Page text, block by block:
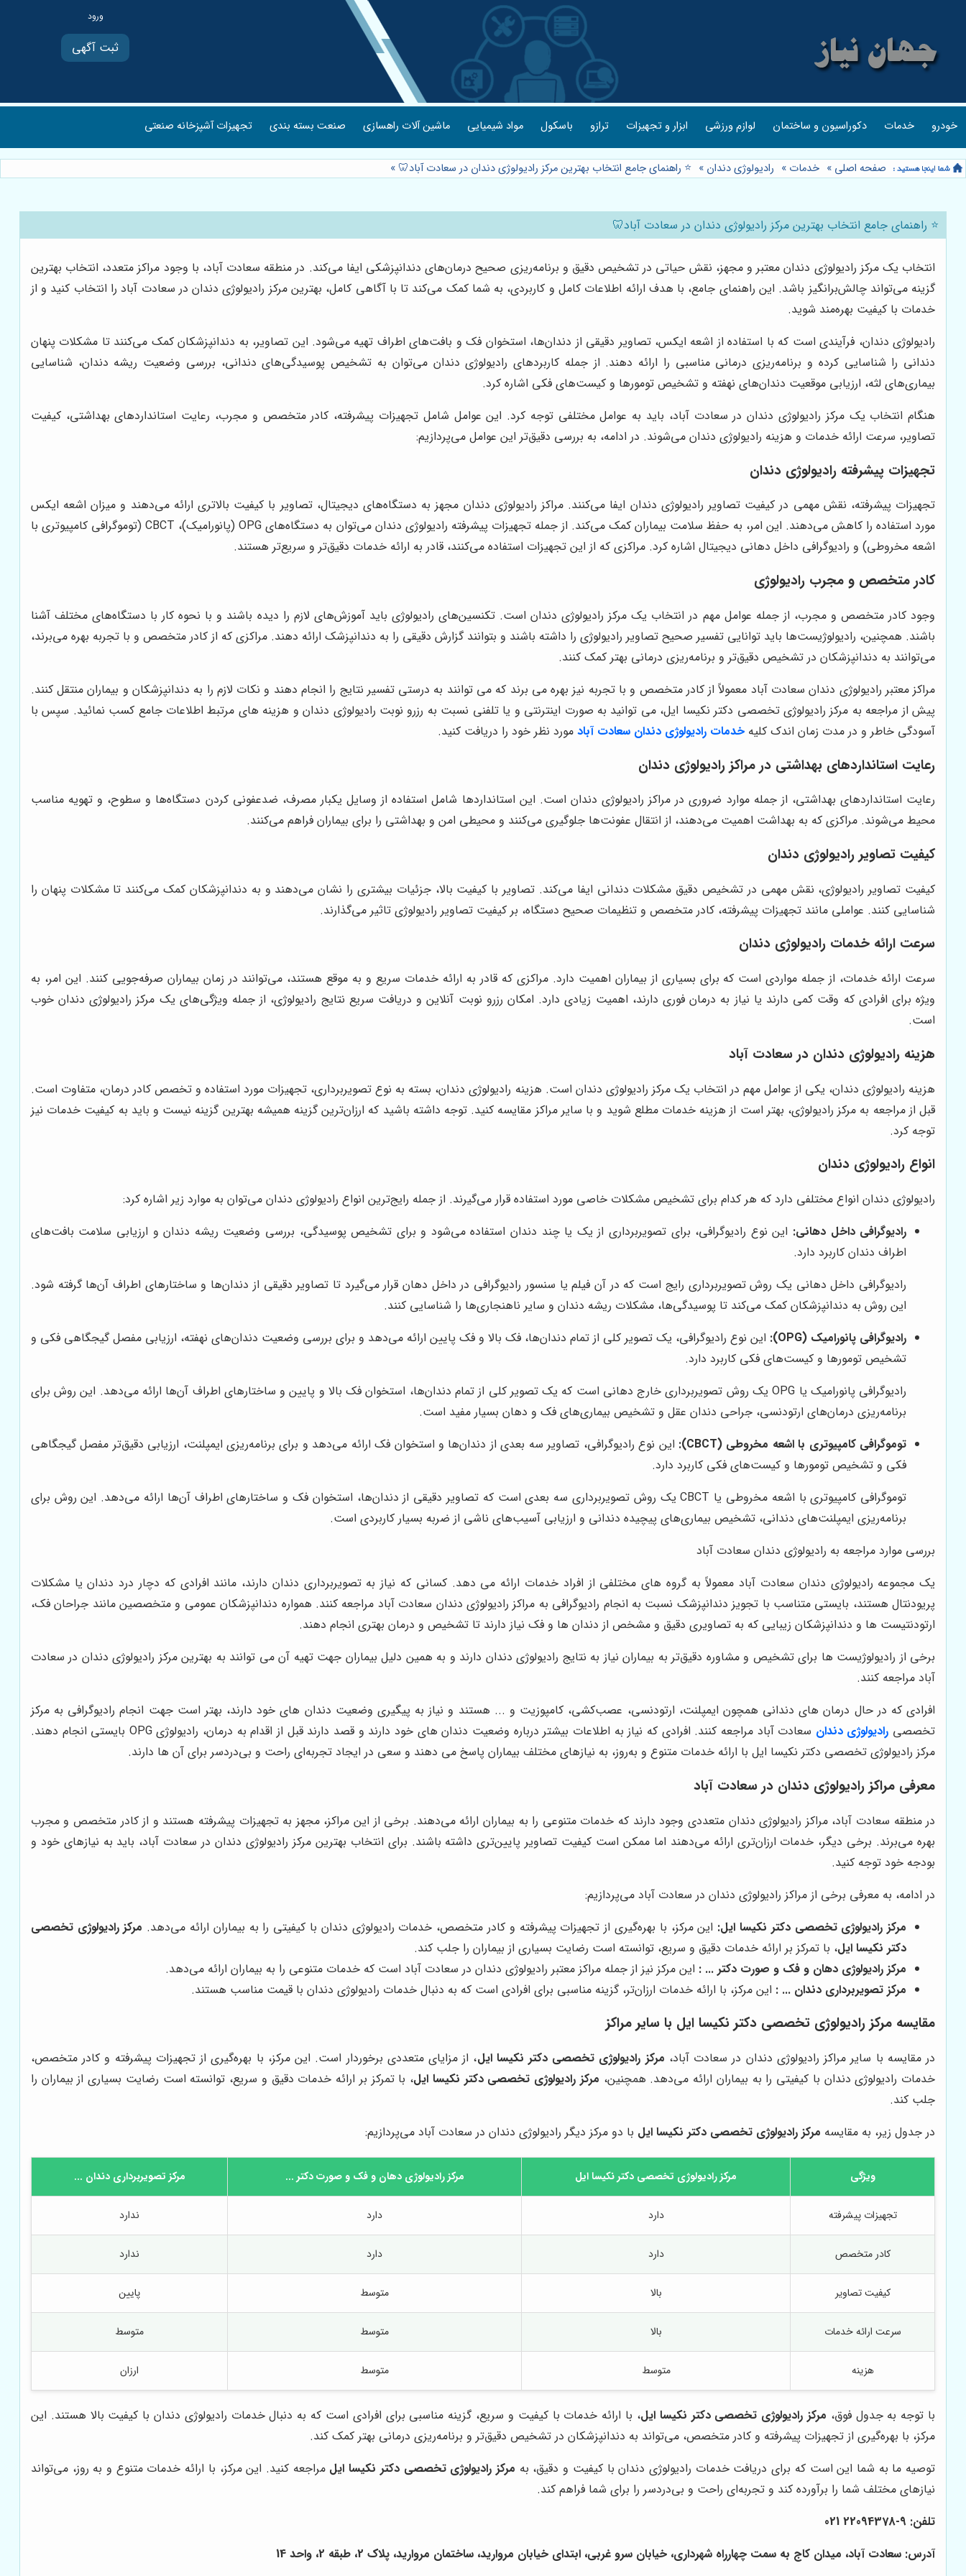
ثبت آگهی
خودرو خدمات دکوراسیون و ساختمان لوازم ورزشی ابزار و تجهیزات ترازو باسکول مواد شیمیایی ماشین آلات راهسازی صنعت بسته بندی تجهیزات آشپزخانه صنعتی
صفحه اصلی » خدمات » رادیولوژی دندان » ⭐️ راهنمای جامع انتخاب بهترین مرکز رادیولوژی دندان در سعادت آباد🦷 »
⭐️ راهنمای جامع انتخاب بهترین مرکز رادیولوژی دندان در سعادت آباد🦷
انتخاب یک مرکز رادیولوژی دندان معتبر و مجهز، نقش حیاتی در تشخیص دقیق و برنامه‌ریزی صحیح درمان‌های دندانپزشکی ایفا می‌کند. در منطقه سعادت آباد، با وجود مراکز متعدد، انتخاب بهترین
گزینه می‌تواند چالش‌برانگیز باشد. این راهنمای جامع، با هدف ارائه اطلاعات کامل و کاربردی، به شما کمک می‌کند تا با آگاهی کامل، بهترین مرکز رادیولوژی دندان در سعادت آباد را انتخاب کنید و از
خدمات با کیفیت بهره‌مند شوید.
رادیولوژی دندان، فرآیندی است که با استفاده از اشعه ایکس، تصاویر دقیقی از دندان‌ها، استخوان فک و بافت‌های اطراف تهیه می‌شود. این تصاویر، به دندانپزشکان کمک می‌کنند تا مشکلات پنهان
دندانی را شناسایی کرده و برنامه‌ریزی درمانی مناسبی را ارائه دهند. از جمله کاربردهای رادیولوژی دندان می‌توان به تشخیص پوسیدگی‌های دندانی، بررسی وضعیت ریشه دندان، شناسایی
بیماری‌های لثه، ارزیابی موقعیت دندان‌های نهفته و تشخیص تومورها و کیست‌های فکی اشاره کرد.
هنگام انتخاب یک مرکز رادیولوژی دندان در سعادت آباد، باید به عوامل مختلفی توجه کرد. این عوامل شامل تجهیزات پیشرفته، کادر متخصص و مجرب، رعایت استانداردهای بهداشتی، کیفیت
تصاویر، سرعت ارائه خدمات و هزینه رادیولوژی دندان می‌شوند. در ادامه، به بررسی دقیق‌تر این عوامل می‌پردازیم:
تجهیزات پیشرفته رادیولوژی دندان
تجهیزات پیشرفته، نقش مهمی در کیفیت تصاویر رادیولوژی دندان ایفا می‌کنند. مراکز رادیولوژی دندان مجهز به دستگاه‌های دیجیتال، تصاویر با کیفیت بالاتری ارائه می‌دهند و میزان اشعه ایکس
مورد استفاده را کاهش می‌دهند. این امر، به حفظ سلامت بیماران کمک می‌کند. از جمله تجهیزات پیشرفته رادیولوژی دندان می‌توان به دستگاه‌های OPG (پانورامیک)، CBCT (توموگرافی کامپیوتری با
اشعه مخروطی) و رادیوگرافی داخل دهانی دیجیتال اشاره کرد. مراکزی که از این تجهیزات استفاده می‌کنند، قادر به ارائه خدمات دقیق‌تر و سریع‌تر هستند.
کادر متخصص و مجرب رادیولوژی
وجود کادر متخصص و مجرب، از جمله عوامل مهم در انتخاب یک مرکز رادیولوژی دندان است. تکنسین‌های رادیولوژی باید آموزش‌های لازم را دیده باشند و با نحوه کار با دستگاه‌های مختلف آشنا
باشند. همچنین، رادیولوژیست‌ها باید توانایی تفسیر صحیح تصاویر رادیولوژی را داشته باشند و بتوانند گزارش دقیقی را به دندانپزشک ارائه دهند. مراکزی که از کادر متخصص و با تجربه بهره می‌برند،
می‌توانند به دندانپزشکان در تشخیص دقیق‌تر و برنامه‌ریزی درمانی بهتر کمک کنند.
مراکز معتبر رادیولوژی دندان سعادت آباد معمولاً از کادر متخصص و با تجربه نیز بهره می برند که می توانند به درستی تفسیر نتایج را انجام دهند و نکات لازم را به دندانپزشکان و بیماران منتقل کنند.
پیش از مراجعه به مرکز رادیولوژی تخصصی دکتر نکیسا ایل، می توانید به صورت اینترنتی و یا تلفنی نسبت به رزرو نوبت رادیولوژی دندان و هزینه های مرتبط اطلاعات جامع کسب نمائید. سپس با
آسودگی خاطر و در مدت زمان اندک کلیه خدمات رادیولوژی دندان سعادت آباد مورد نظر خود را دریافت کنید.
رعایت استانداردهای بهداشتی در مراکز رادیولوژی دندان
رعایت استانداردهای بهداشتی، از جمله موارد ضروری در مراکز رادیولوژی دندان است. این استانداردها شامل استفاده از وسایل یکبار مصرف، ضدعفونی کردن دستگاه‌ها و سطوح، و تهویه مناسب
محیط می‌شوند. مراکزی که به بهداشت اهمیت می‌دهند، از انتقال عفونت‌ها جلوگیری می‌کنند و محیطی امن و بهداشتی را برای بیماران فراهم می‌کنند.
کیفیت تصاویر رادیولوژی دندان
کیفیت تصاویر رادیولوژی، نقش مهمی در تشخیص دقیق مشکلات دندانی ایفا می‌کند. تصاویر با کیفیت بالا، جزئیات بیشتری را نشان می‌دهند و به دندانپزشکان کمک می‌کنند تا مشکلات پنهان را
شناسایی کنند. عواملی مانند تجهیزات پیشرفته، کادر متخصص و تنظیمات صحیح دستگاه، بر کیفیت تصاویر رادیولوژی تاثیر می‌گذارند.
سرعت ارائه خدمات رادیولوژی دندان
سرعت ارائه خدمات، از جمله مواردی است که برای بسیاری از بیماران اهمیت دارد. مراکزی که قادر به ارائه خدمات سریع و به موقع هستند، می‌توانند در زمان بیماران صرفه‌جویی کنند. این امر، به
ویژه برای افرادی که وقت کمی دارند یا نیاز به درمان فوری دارند، اهمیت زیادی دارد. امکان رزرو نوبت آنلاین و دریافت سریع نتایج رادیولوژی، از جمله ویژگی‌های یک مرکز رادیولوژی دندان خوب
است.
هزینه رادیولوژی دندان در سعادت آباد
هزینه رادیولوژی دندان، یکی از عوامل مهم در انتخاب یک مرکز رادیولوژی دندان است. هزینه رادیولوژی دندان، بسته به نوع تصویربرداری، تجهیزات مورد استفاده و تخصص کادر درمان، متفاوت است.
قبل از مراجعه به مرکز رادیولوژی، بهتر است از هزینه خدمات مطلع شوید و با سایر مراکز مقایسه کنید. توجه داشته باشید که ارزان‌ترین گزینه همیشه بهترین گزینه نیست و باید به کیفیت خدمات نیز
توجه کرد.
انواع رادیولوژی دندان
رادیولوژی دندان انواع مختلفی دارد که هر کدام برای تشخیص مشکلات خاصی مورد استفاده قرار می‌گیرند. از جمله رایج‌ترین انواع رادیولوژی دندان می‌توان به موارد زیر اشاره کرد:
رادیوگرافی داخل دهانی: این نوع رادیوگرافی، برای تصویربرداری از یک یا چند دندان استفاده می‌شود و برای تشخیص پوسیدگی، بررسی وضعیت ریشه دندان و ارزیابی سلامت بافت‌های
اطراف دندان کاربرد دارد.
رادیوگرافی داخل دهانی یک روش تصویربرداری رایج است که در آن فیلم یا سنسور رادیوگرافی در داخل دهان قرار می‌گیرد تا تصاویر دقیقی از دندان‌ها و ساختارهای اطراف آن‌ها گرفته شود.
این روش به دندانپزشکان کمک می‌کند تا پوسیدگی‌ها، مشکلات ریشه دندان و سایر ناهنجاری‌ها را شناسایی کنند.
رادیوگرافی پانورامیک (OPG):
این نوع رادیوگرافی، یک تصویر کلی از تمام دندان‌ها، فک بالا و فک پایین ارائه می‌دهد و برای بررسی وضعیت دندان‌های نهفته، ارزیابی مفصل گیجگاهی فکی و
تشخیص تومورها و کیست‌های فکی کاربرد دارد.
رادیوگرافی پانورامیک یا OPG یک روش تصویربرداری خارج دهانی است که یک تصویر کلی از تمام دندان‌ها، استخوان فک بالا و پایین و ساختارهای اطراف آن‌ها ارائه می‌دهد. این روش برای
برنامه‌ریزی درمان‌های ارتودنسی، جراحی دندان عقل و تشخیص بیماری‌های فک و دهان بسیار مفید است.
توموگرافی کامپیوتری با اشعه مخروطی (CBCT):
این نوع رادیوگرافی، تصاویر سه بعدی از دندان‌ها و استخوان فک ارائه می‌دهد و برای برنامه‌ریزی ایمپلنت، ارزیابی دقیق‌تر مفصل گیجگاهی
فکی و تشخیص تومورها و کیست‌های فکی کاربرد دارد.
توموگرافی کامپیوتری با اشعه مخروطی یا CBCT یک روش تصویربرداری سه بعدی است که تصاویر دقیقی از دندان‌ها، استخوان فک و ساختارهای اطراف آن‌ها ارائه می‌دهد. این روش برای
برنامه‌ریزی ایمپلنت‌های دندانی، تشخیص بیماری‌های پیچیده دندانی و ارزیابی آسیب‌های ناشی از ضربه بسیار کاربردی است.
بررسی موارد مراجعه به رادیولوژی دندان سعادت آباد
یک مجموعه رادیولوژی دندان سعادت آباد معمولاً به گروه های مختلفی از افراد خدمات ارائه می دهد. کسانی که نیاز به تصویربرداری دندان دارند، مانند افرادی که دچار درد دندان یا مشکلات
پریودنتال هستند، بایستی متناسب با تجویز دندانپزشک نسبت به انجام رادیوگرافی به مراکز رادیولوژی دندان سعادت آباد مراجعه کنند. همواره دندانپزشکان عمومی و متخصصین مانند جراحان فک،
ارتودنتیست ها و دندانپزشکان زیبایی که به تصاویری دقیق و مشخص از دندان ها و فک نیاز دارند تا تشخیص و درمان بهتری انجام دهند.
برخی از رادیولوژیست ها برای تشخیص و مشاوره دقیق‌تر به بیماران نیاز به نتایج رادیولوژی دندان دارند و به همین دلیل بیماران جهت تهیه آن می توانند به بهترین مرکز رادیولوژی دندان در سعادت
آباد مراجعه کنند.
افرادی که در حال درمان های دندانی همچون ایمپلنت، ارتودنسی، عصب‌کشی، کامپوزیت و ... هستند و نیاز به پیگیری وضعیت دندان های خود دارند، بهتر است جهت انجام رادیوگرافی به مرکز
تخصصی رادیولوژی دندان سعادت آباد مراجعه کنند. افرادی که نیاز به اطلاعات بیشتر درباره وضعیت دندان های خود دارند و قصد دارند قبل از اقدام به درمان، رادیولوژی OPG بایستی انجام دهند.
مرکز رادیولوژی تخصصی دکتر نکیسا ایل با ارائه خدمات متنوع و به‌روز، به نیازهای مختلف بیماران پاسخ می دهند و سعی در ایجاد تجربه‌ای راحت و بی‌دردسر برای آن ها دارند.
معرفی مراکز رادیولوژی دندان در سعادت آباد
در منطقه سعادت آباد، مراکز رادیولوژی دندان متعددی وجود دارند که خدمات متنوعی را به بیماران ارائه می‌دهند. برخی از این مراکز، مجهز به تجهیزات پیشرفته هستند و از کادر متخصص و مجرب
بهره می‌برند. برخی دیگر، خدمات ارزان‌تری ارائه می‌دهند اما ممکن است کیفیت تصاویر پایین‌تری داشته باشند. برای انتخاب بهترین مرکز رادیولوژی دندان در سعادت آباد، باید به نیازهای خود و
بودجه خود توجه کنید.
در ادامه، به معرفی برخی از مراکز رادیولوژی دندان در سعادت آباد می‌پردازیم:
مرکز رادیولوژی تخصصی دکتر نکیسا ایل: این مرکز، با بهره‌گیری از تجهیزات پیشرفته و کادر متخصص، خدمات رادیولوژی دندان با کیفیتی را به بیماران ارائه می‌دهد. مرکز رادیولوژی تخصصی
دکتر نکیسا ایل، با تمرکز بر ارائه خدمات دقیق و سریع، توانسته است رضایت بسیاری از بیماران را جلب کند.
مرکز رادیولوژی دهان و فک و صورت دکتر ... : این مرکز نیز از جمله مراکز معتبر رادیولوژی دندان در سعادت آباد است که خدمات متنوعی را به بیماران ارائه می‌دهد.
مرکز تصویربرداری دندان ... : این مرکز، با ارائه خدمات ارزان‌تر، گزینه مناسبی برای افرادی است که به دنبال خدمات رادیولوژی دندان با قیمت مناسب هستند.
مقایسه مرکز رادیولوژی تخصصی دکتر نکیسا ایل با سایر مراکز
در مقایسه با سایر مراکز رادیولوژی دندان در سعادت آباد، مرکز رادیولوژی تخصصی دکتر نکیسا ایل، از مزایای متعددی برخوردار است. این مرکز، با بهره‌گیری از تجهیزات پیشرفته و کادر متخصص،
خدمات رادیولوژی دندان با کیفیتی را به بیماران ارائه می‌دهد. همچنین، مرکز رادیولوژی تخصصی دکتر نکیسا ایل، با تمرکز بر ارائه خدمات دقیق و سریع، توانسته است رضایت بسیاری از بیماران را
جلب کند.
در جدول زیر، به مقایسه مرکز رادیولوژی تخصصی دکتر نکیسا ایل با دو مرکز دیگر رادیولوژی دندان در سعادت آباد می‌پردازیم:
ویژگی مرکز رادیولوژی تخصصی دکتر نکیسا ایل مرکز رادیولوژی دهان و فک و صورت دکتر ... مرکز تصویربرداری دندان ...
تجهیزات پیشرفته دارد دارد ندارد
کادر متخصص دارد دارد ندارد
کیفیت تصاویر بالا متوسط پایین
سرعت ارائه خدمات بالا متوسط متوسط
هزینه متوسط متوسط ارزان
با توجه به جدول فوق، مرکز رادیولوژی تخصصی دکتر نکیسا ایل، با ارائه خدمات با کیفیت و سریع، گزینه مناسبی برای افرادی است که به دنبال خدمات رادیولوژی دندان با کیفیت بالا هستند. این
مرکز، با بهره‌گیری از تجهیزات پیشرفته و کادر متخصص، می‌تواند به دندانپزشکان در تشخیص دقیق‌تر و برنامه‌ریزی درمانی بهتر کمک کند.
توصیه ما به شما این است که برای دریافت خدمات رادیولوژی دندان با کیفیت و دقیق، به مرکز رادیولوژی تخصصی دکتر نکیسا ایل مراجعه کنید. این مرکز، با ارائه خدمات متنوع و به روز، می‌تواند
نیازهای مختلف شما را برآورده کند و تجربه‌ای راحت و بی‌دردسر را برای شما فراهم کند.
تلفن: 9-22094378 021
آدرس: سعادت آباد، میدان کاج به سمت چهارراه شهرداری، خیابان سرو غربی، ابتدای خیابان مروارید، ساختمان مروارید، پلاک 2، طبقه 2، واحد 14